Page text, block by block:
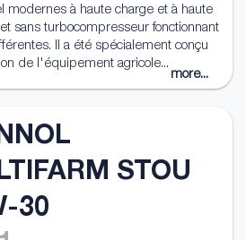
modernes à haute charge et à haute
sans turbocompresseur fonctionnant
Il a été spécialement conçu
de l'équipement agricole...
more...
STOU
30